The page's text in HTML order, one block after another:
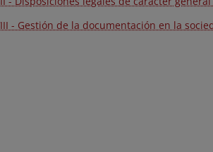
- Gestión de la documentación en la